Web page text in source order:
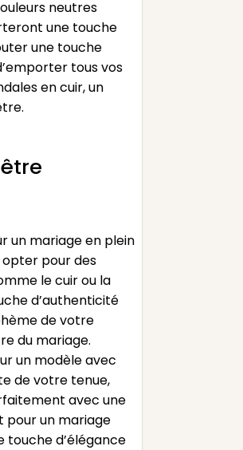
neutres
une touche
une touche
tous vos
en cuir, un
un mariage en plein
opter pour des
le cuir ou la
d’authenticité
de votre
du mariage.
un modèle avec
de votre tenue,
avec une
pour un mariage
touche d’élégance